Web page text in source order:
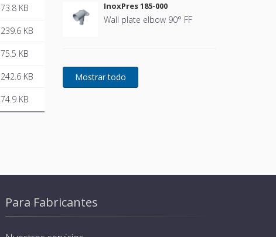
73.8 KB
239.6 KB
75.5 KB
242.6 KB
74.9 KB
InoxPres 185-000
Wall plate elbow 90° FF
Para Fabricantes